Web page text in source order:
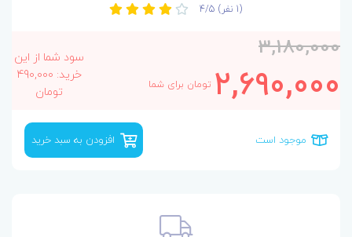
4/5 (1 نفر)
3,180,000
2,690,000 تومان برای شما
سود شما از این
خرید: 490,000
تومان
موجود است افزودن به سبد خرید